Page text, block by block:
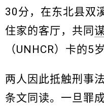
30分，在东北县双
住家的客厅，共同
（UNHCR）卡的5
两人因此抵触刑事
条文同读。一旦罪